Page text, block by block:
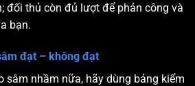
đối thủ còn đủ lượt để phản công và
bạn.
đạt – không đạt
sâm nhầm nữa, hãy dùng bảng kiểm